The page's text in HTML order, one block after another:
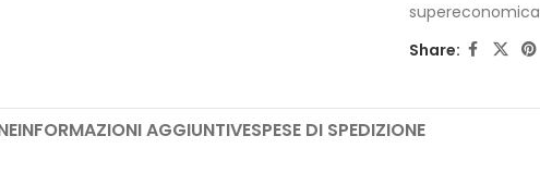
supereconomica
Share:
INFORMAZIONI AGGIUNTIVESPESE DI SPEDIZIONE